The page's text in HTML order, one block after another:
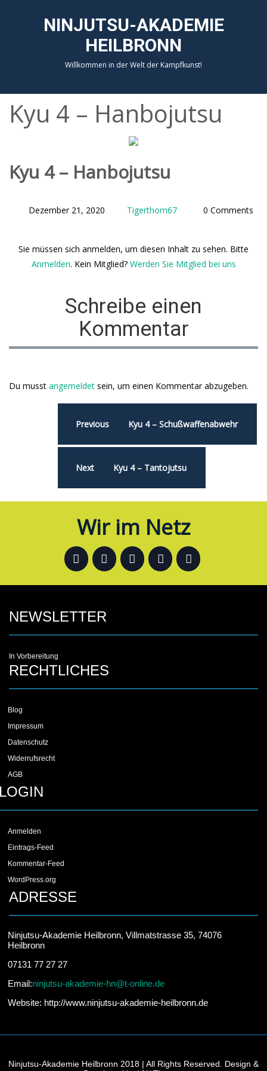
NINJUTSU-AKADEMIE
HEILBRONN
Willkommen in der Welt der Kampfkunst!
Kyu 4 – Hanbojutsu
Kyu 4 – Hanbojutsu
Dezember 21, 2020 Tigerthom67 0 Comments
Sie müssen sich anmelden, um diesen Inhalt zu sehen. Bitte
Anmelden. Kein Mitglied? Werden Sie Mitglied bei uns
Schreibe einen
Kommentar
Du musst angemeldet sein, um einen Kommentar abzugeben.
Previous Kyu 4 – Schußwaffenabwehr
Next Kyu 4 – Tantojutsu
Wir im Netz
NEWSLETTER
In Vorbereitung
RECHTLICHES
Blog
Impressum
Datenschutz
Widerrufsrecht
AGB
Anmelden
Eintrags-Feed
Kommentar-Feed
WordPress.org
ADRESSE
Ninjutsu-Akademie Heilbronn, Villmatstrasse 35, 74076
Heilbronn
07131 77 27 27
Email:ninjutsu-akademie-hn@t-online.de
Website: http://www.ninjutsu-akademie-heilbronn.de
Ninjutsu-Akademie Heilbronn 2018 | All Rights Reserved. Design &